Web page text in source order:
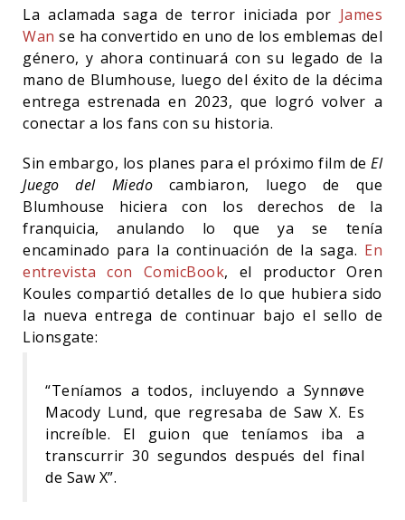
La aclamada saga de terror iniciada por James
Wan se ha convertido en uno de los emblemas del
género, y ahora continuará con su legado de la
mano de Blumhouse, luego del éxito de la décima
entrega estrenada en 2023, que logró volver a
conectar a los fans con su historia.
Sin embargo, los planes para el próximo film de El
Juego del Miedo cambiaron, luego de que
Blumhouse hiciera con los derechos de la
franquicia, anulando lo que ya se tenía
encaminado para la continuación de la saga. En
entrevista con ComicBook, el productor Oren
Koules compartió detalles de lo que hubiera sido
la nueva entrega de continuar bajo el sello de
Lionsgate:
“Teníamos a todos, incluyendo a Synnøve
Macody Lund, que regresaba de Saw X. Es
increíble. El guion que teníamos iba a
transcurrir 30 segundos después del final
de Saw X”.